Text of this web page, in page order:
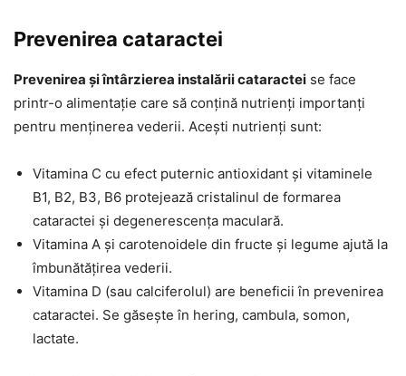
Prevenirea cataractei
Prevenirea și întârzierea instalării cataractei se face
printr-o alimentație care să conțină nutrienți importanți
pentru menținerea vederii. Acești nutrienți sunt:
Vitamina C cu efect puternic antioxidant și vitaminele
B1, B2, B3, B6 protejează cristalinul de formarea
cataractei și degenerescența maculară.
Vitamina A și carotenoidele din fructe și legume ajută la
îmbunătățirea vederii.
Vitamina D (sau calciferolul) are beneficii în prevenirea
cataractei. Se găsește în hering, cambula, somon,
lactate.